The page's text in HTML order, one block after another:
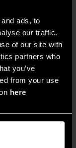
ads, to
our traffic.
of our site with
partners who
you’ve
from your use
here
la
percezione